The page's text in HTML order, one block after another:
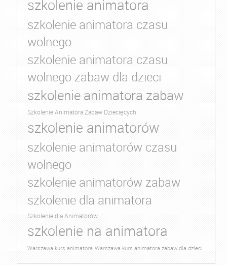
szkolenie animatora
szkolenie animatora czasu
wolnego
szkolenie animatora czasu
wolnego zabaw dla dzieci
szkolenie animatora zabaw
Szkolenie Animatora Zabaw Dziecięcych
szkolenie animatorów
szkolenie animatorów czasu
wolnego
szkolenie animatorów zabaw
szkolenie dla animatora
Szkolenie dla Animatorów
szkolenie na animatora
Warszawa kurs animatora Warszawa kurs animatora zabaw dla dzieci